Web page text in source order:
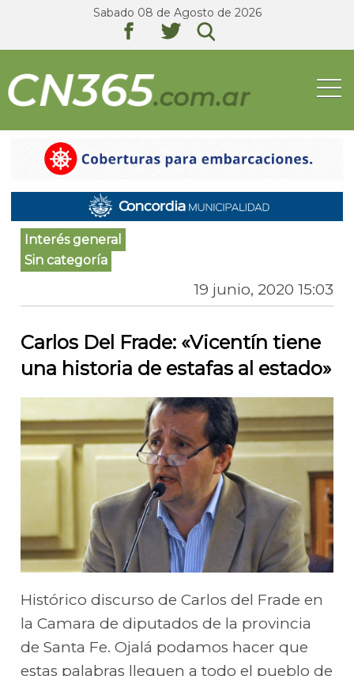
Sabado 08 de Agosto de 2026
texto texto texto
Interés general
Sin categoría
19 junio, 2020 15:03
Carlos Del Frade: «Vicentín tiene
una historia de estafas al estado»
Histórico discurso de Carlos del Frade en
la Camara de diputados de la provincia
de Santa Fe. Ojalá podamos hacer que
estas palabras lleguen a todo el pueblo de